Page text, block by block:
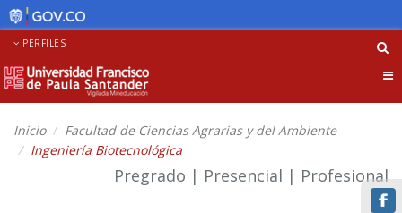
PERFILES
Inicio
Facultad de Ciencias Agrarias y del Ambiente
Ingeniería Biotecnológica
Pregrado | Presencial | Profesional